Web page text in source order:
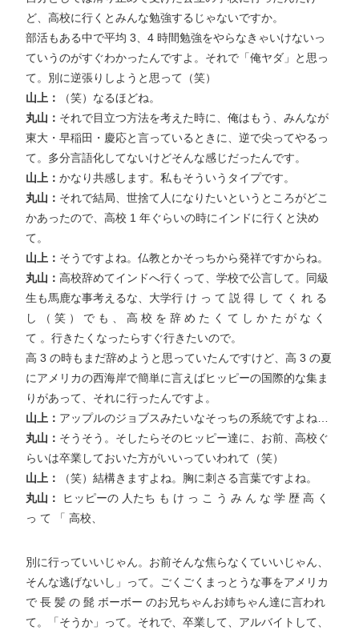
ど、高校に行くとみんな勉強するじゃないですか。
部活もある中で平均 3、4 時間勉強をやらなきゃいけないっ
ていうのがすぐわかったんですよ。それで「俺ヤダ」と思っ
て。別に逆張りしようと思って（笑）
山上：
（笑）なるほどね。
丸山： それで目立つ方法を考えた時に、俺はもう、みんなが
東大・早稲田・慶応と言っているときに、逆で尖ってやるっ
て。多分言語化してないけどそんな感じだったんです。
山上： かなり共感します。私もそういうタイプです。
丸山： それで結局、世捨て人になりたいというところがどこ
かあったので、高校 1 年ぐらいの時にインドに行くと決め
て。
山上： そうですよね。仏教とかそっちから発祥ですからね。
丸山： 高校辞めてインドへ行くって、学校で公言して。同級
生も馬鹿な事考えるな、大学行 け っ て 説 得 し て く れ る
し （ 笑 ） で も 、 高 校 を 辞 め た く て し か た が な く
て 。行きたくなったらすぐ行きたいので。
高 3 の時もまだ辞めようと思っていたんですけど、高 3 の夏
にアメリカの西海岸で簡単に言えばヒッピーの国際的な集ま
りがあって、それに行ったんですよ。
山上： アップルのジョブスみたいなそっちの系統ですよね…
丸山： そうそう。そしたらそのヒッピー達に、お前、高校ぐ
らいは卒業しておいた方がいいっていわれて（笑）
山上：
（笑）結構きますよね。胸に刺さる言葉ですよね。
丸山：
ヒッピーの 人たち も け っ こ う み ん な 学 歴 高 く
っ て 「 高校、
別に行っていいじゃん。お前そんな焦らなくていいじゃん、
そんな逃げないし」って。ごくごくまっとうな事をアメリカ
で 長 髪 の 髭 ボーボー のお兄ちゃんお姉ちゃん達に言われ
て。「そうか」って。それで、卒業して、アルバイトして、